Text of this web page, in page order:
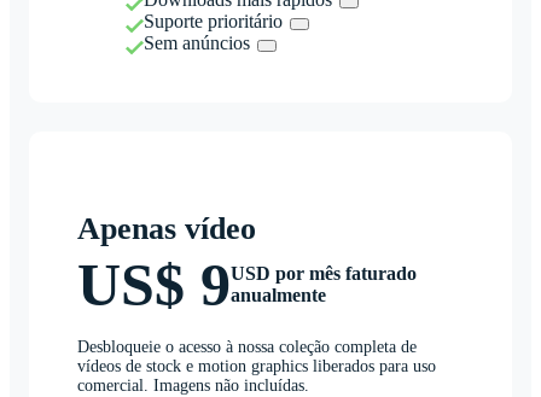
Suporte prioritário
Sem anúncios
Apenas vídeo
US$ 9USD por mês faturado
anualmente
Desbloqueie o acesso à nossa coleção completa de
vídeos de stock e motion graphics liberados para uso
comercial. Imagens não incluídas.